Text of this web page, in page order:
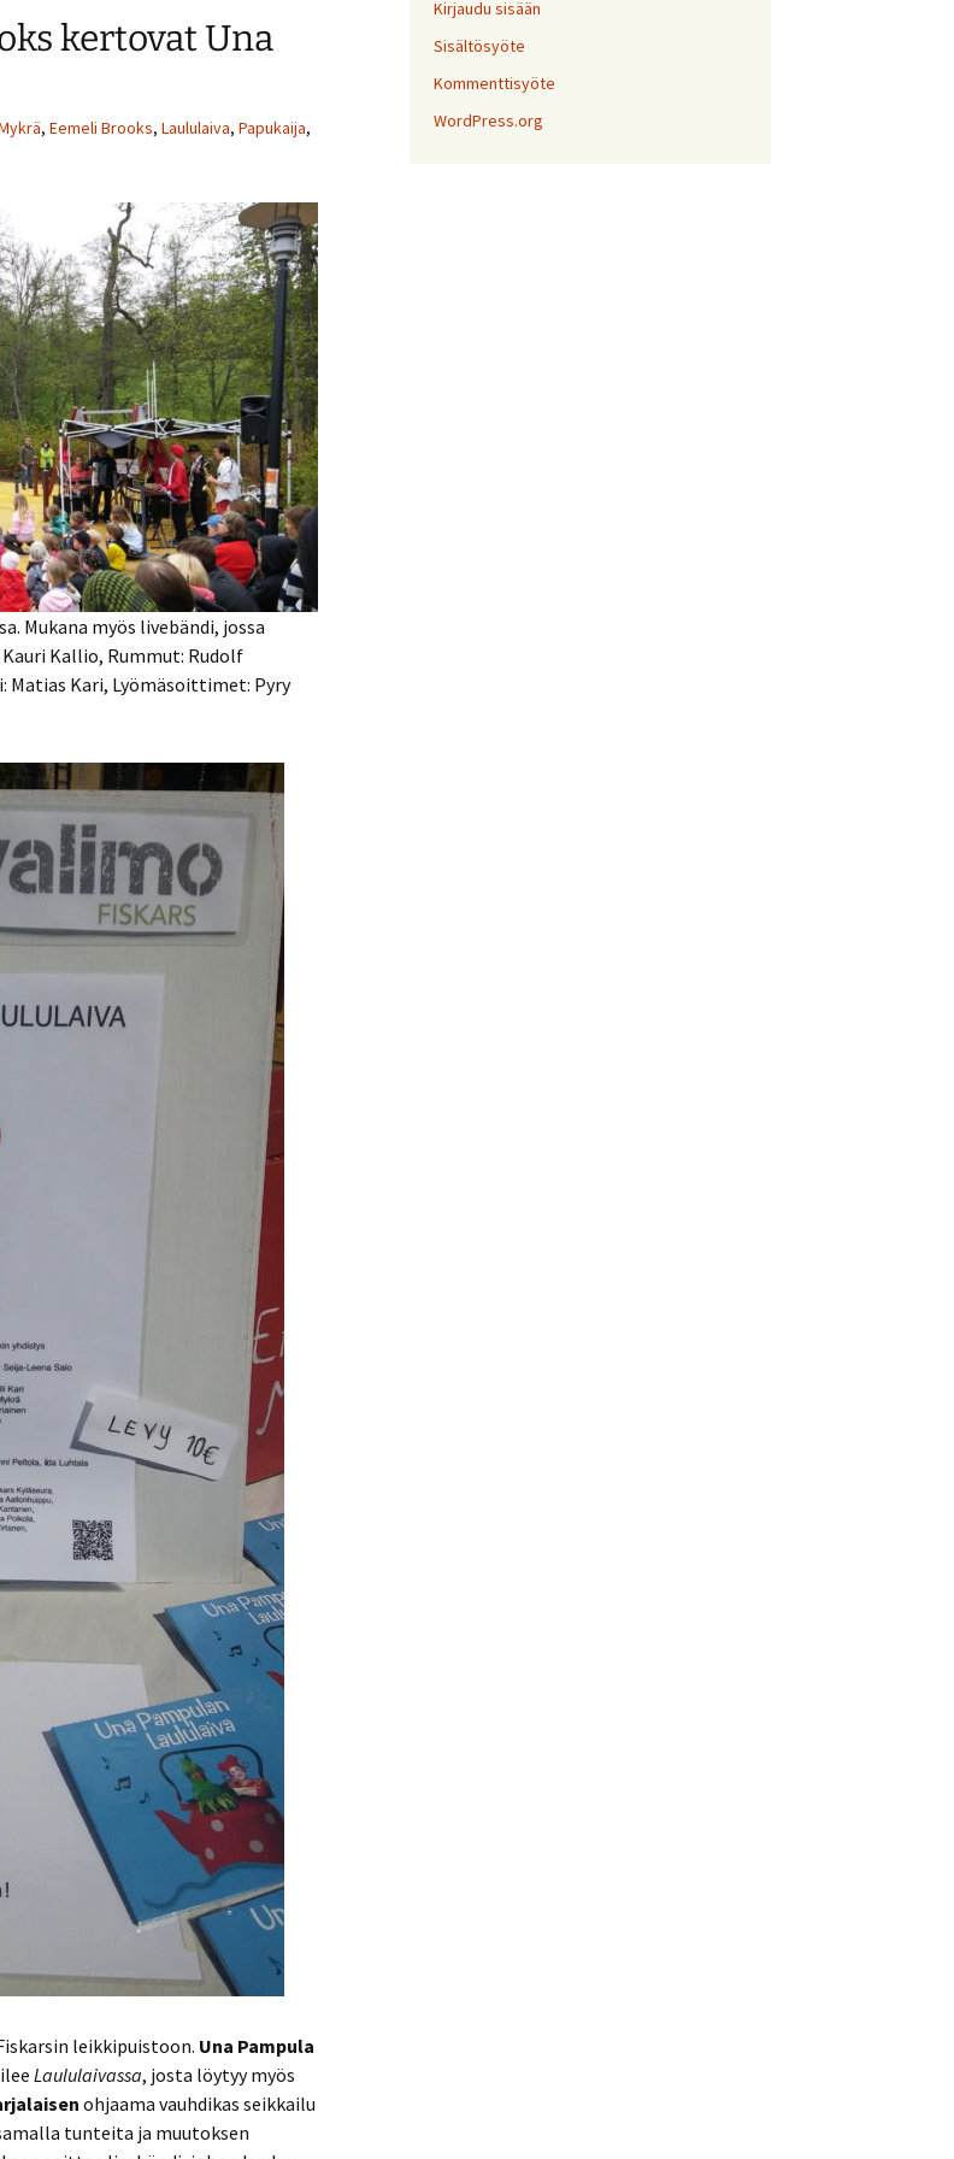
pienemmäksi.
kertovat Una
, Eemeli Brooks, Laululaiva, Papukaija,
Mukana myös livebändi, jossa
Kallio, Rummut: Rudolf
Matias Kari, Lyömäsoittimet: Pyry
leikkipuistoon. Una Pampula
Laululaivassa, josta löytyy myös
ohjaama vauhdikas seikkailu
tunteita ja muutoksen
Kirjaudu sisään
Sisältösyöte
Kommenttisyöte
WordPress.org